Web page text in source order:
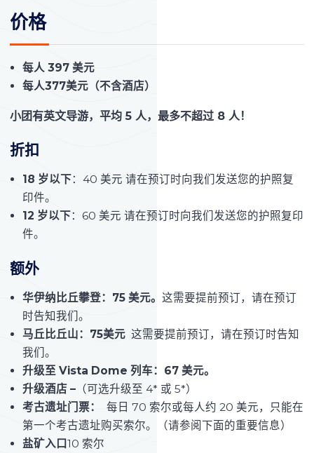
价格
每人 397 美元
每人377美元（不含酒店）
小团有英文导游，平均 5 人，最多不超过 8 人！
折扣
18 岁以下：40 美元 请在预订时向我们发送您的护照复
印件。
12 岁以下：60 美元 请在预订时向我们发送您的护照复印
件。
额外
华伊纳比丘攀登：75 美元。 这需要提前预订，请在预订
时告知我们。
马丘比丘山：75美元 这需要提前预订，请在预订时告知
我们。
升级至 Vista Dome 列车：67 美元。
升级酒店 – （可选升级至 4* 或 5*）
考古遗址门票：
每日 70 索尔或每人约 20 美元，只能在
第一个考古遗址购买索尔。（请参阅下面的重要信息）
盐矿入口10 索尔